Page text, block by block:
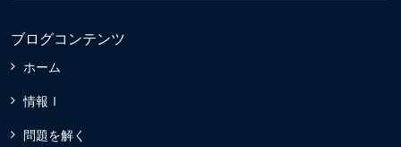
ブログコンテンツ
ホーム
情報Ⅰ
問題を解く